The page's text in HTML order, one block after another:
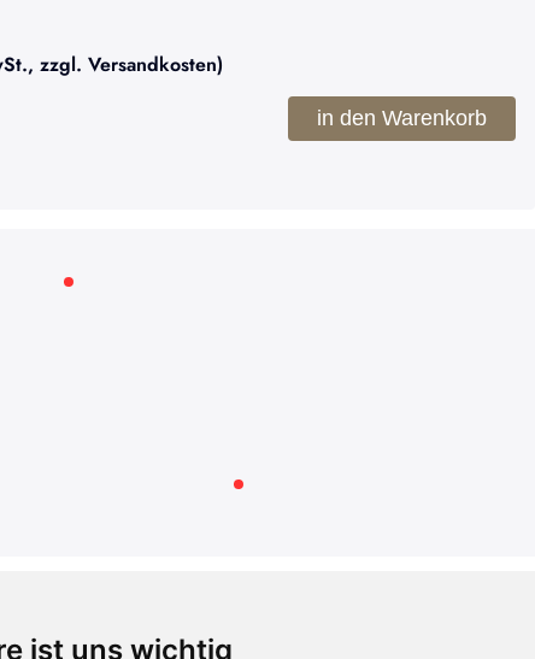
ist uns wichtig
zzgl. Versandkosten)
in den Warenkorb